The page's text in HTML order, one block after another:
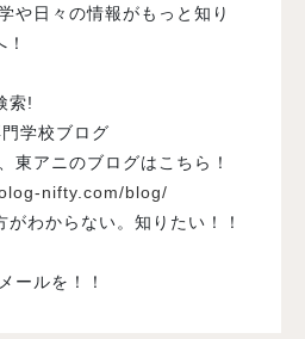
や日々の情報がもっと知り
索!
学校ブログ
東アニのブログはこちら！
nifty.com/blog/
わからない。知りたい！！
ールを！！